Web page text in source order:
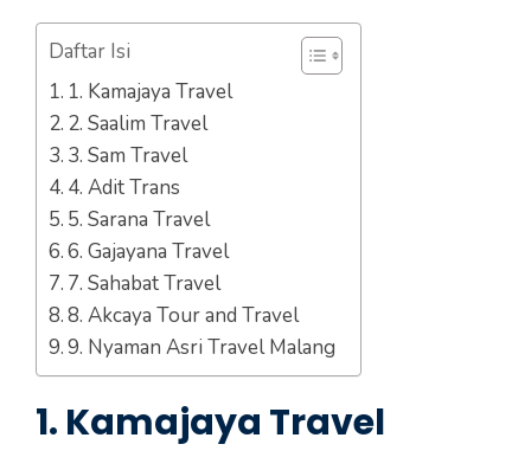
Daftar Isi
1. Kamajaya Travel
2. Saalim Travel
3. Sam Travel
4. Adit Trans
5. Sarana Travel
6. Gajayana Travel
7. Sahabat Travel
8. Akcaya Tour and Travel
9. Nyaman Asri Travel Malang
1. Kamajaya Travel